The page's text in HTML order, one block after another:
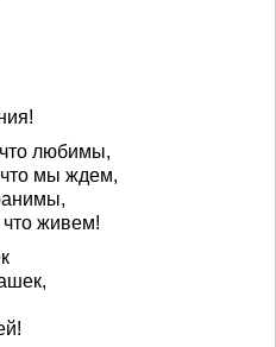
любимы,
что мы ждем,
живем!